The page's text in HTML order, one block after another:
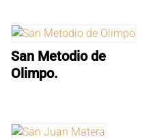
San Metodio de
Olimpo.